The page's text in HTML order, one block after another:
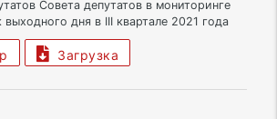
Совета депутатов в мониторинге
дня в III квартале 2021 года
Загрузка